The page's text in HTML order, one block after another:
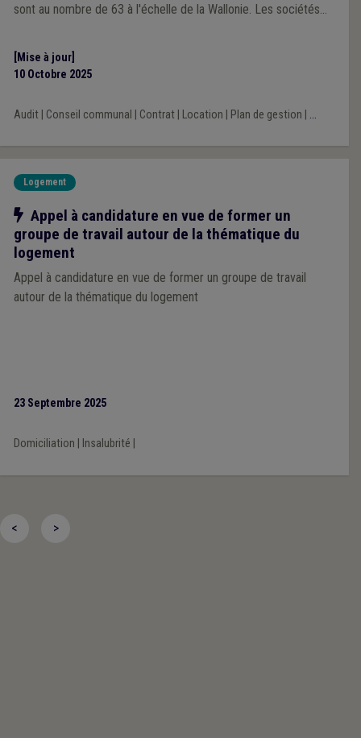
sont au nombre de 63 à l'échelle de la Wallonie. Les sociétés
mise en vente et en location de logements sur le territoire de la
Wallonie. Elles gèrent plus de 100.000 logements locatifs, soit
[Mise à jour]
10 Octobre 2025
Audit| Conseil communal Contrat| Location Plan de gestion ...
Logement
Notre action
Appel à candidature en vue de former un
groupe de travail autour de la thématique du
logement
Appel à candidature en vue de former un groupe de travail
autour de la thématique du logement
23 Septembre 2025
Domiciliation Insalubrité
< >